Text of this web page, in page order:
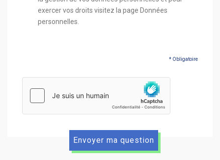
exercer vos droits visitez la page Données
personnelles.
* Obligatoire